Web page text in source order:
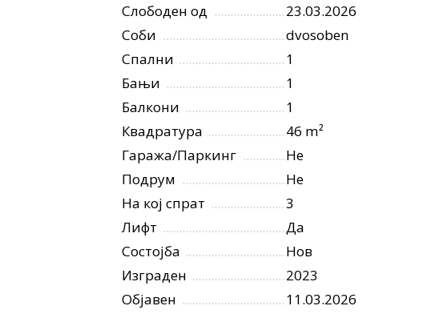
Слободен од
23.03.2026
Соби
dvosoben
Спални
1
Бањи
1
Балкони
1
Квадратура
46 m²
Гаража/Паркинг
Не
Подрум
Не
На кој спрат
3
Лифт
Да
Состојба
Нов
Изграден
2023
Објавен
11.03.2026